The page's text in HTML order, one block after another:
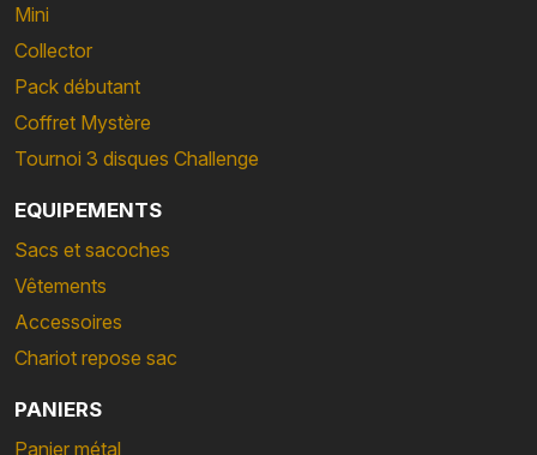
Mini
Collector
Pack débutant
Coffret Mystère
Tournoi 3 disques Challenge
EQUIPEMENTS
Sacs et sacoches
Vêtements
Accessoires
Chariot repose sac
PANIERS
Panier métal